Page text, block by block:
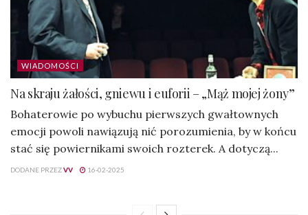
WIADOMOŚCI
Na skraju żałości, gniewu i euforii – „Mąż mojej żony”
Bohaterowie po wybuchu pierwszych gwałtownych
emocji powoli nawiązują nić porozumienia, by w końcu
stać się powiernikami swoich rozterek. A dotyczą...
DODANE PRZEZVV 16-02-2025